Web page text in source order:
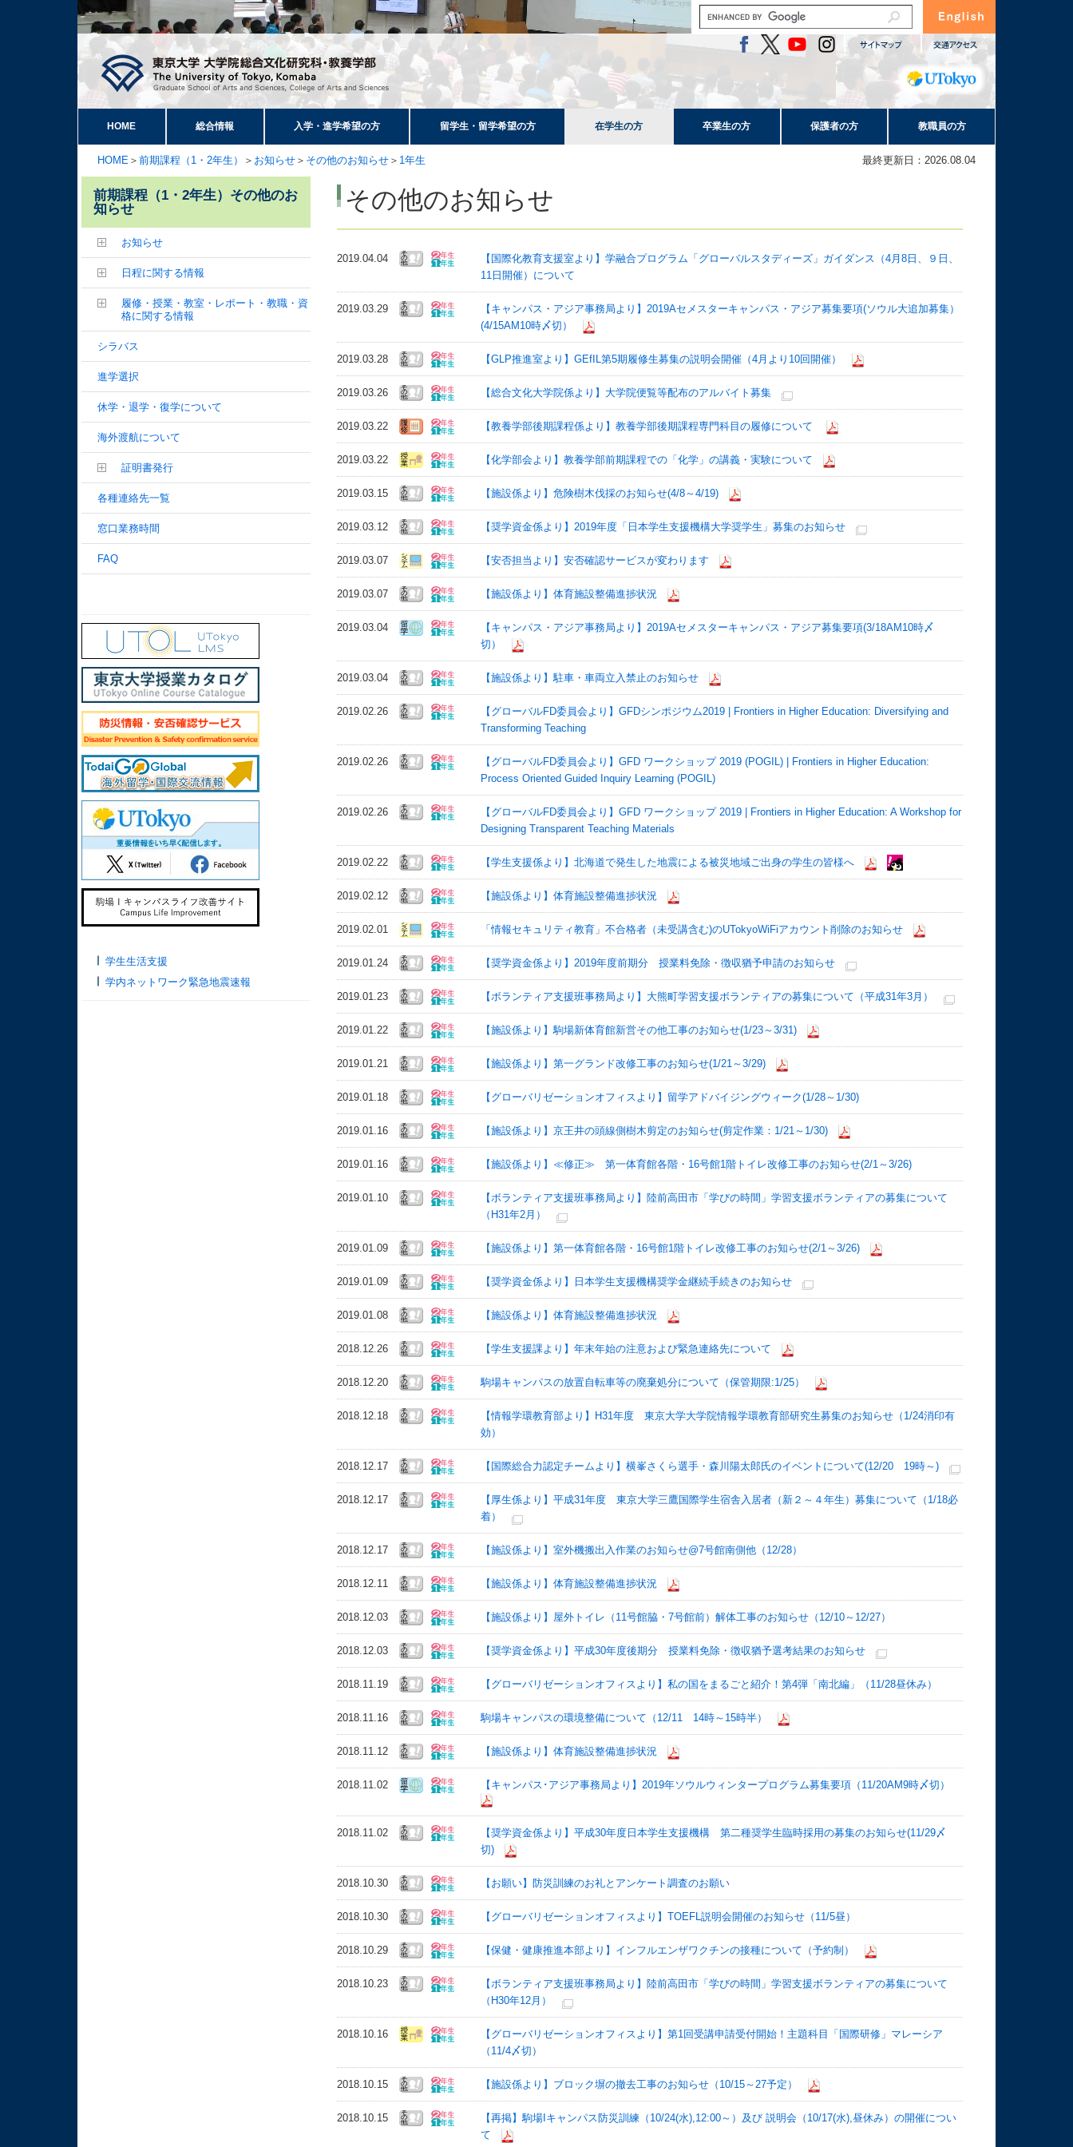
HOME 総合情報 入学・進学希望の方 留学生・留学希望の方 在学生の方 卒業生の方 保護者の方 教職員の方
HOME ＞ 前期課程（1・2年生） ＞ お知らせ ＞ その他のお知らせ ＞ 1年生 最終更新日：2026.08.04
その他のお知らせ
2019.04.04
【国際化教育支援室より】学融合プログラム「グローバルスタディーズ」ガイダンス（4月8日、９日、
11日開催）について
2019.03.29
【キャンパス・アジア事務局より】2019Aセメスターキャンパス・アジア募集要項(ソウル大追加募集）
(4/15AM10時〆切）
2019.03.28 【GLP推進室より】GEfIL第5期履修生募集の説明会開催（4月より10回開催）
2019.03.26 【総合文化大学院係より】大学院便覧等配布のアルバイト募集
2019.03.22 【教養学部後期課程係より】教養学部後期課程専門科目の履修について
2019.03.22 【化学部会より】教養学部前期課程での「化学」の講義・実験について
2019.03.15 【施設係より】危険樹木伐採のお知らせ(4/8～4/19)
2019.03.12 【奨学資金係より】2019年度「日本学生支援機構大学奨学生」募集のお知らせ
2019.03.07 【安否担当より】安否確認サービスが変わります
2019.03.07 【施設係より】体育施設整備進捗状況
2019.03.04
【キャンパス・アジア事務局より】2019Aセメスターキャンパス・アジア募集要項(3/18AM10時〆
切）
2019.03.04 【施設係より】駐車・車両立入禁止のお知らせ
2019.02.26
【グローバルFD委員会より】GFDシンポジウム2019 | Frontiers in Higher Education: Diversifying and
Transforming Teaching
2019.02.26
【グローバルFD委員会より】GFD ワークショップ 2019 (POGIL) | Frontiers in Higher Education:
Process Oriented Guided Inquiry Learning (POGIL)
2019.02.26
【グローバルFD委員会より】GFD ワークショップ 2019 | Frontiers in Higher Education: A Workshop for
Designing Transparent Teaching Materials
2019.02.22 【学生支援係より】北海道で発生した地震による被災地域ご出身の学生の皆様へ
2019.02.12 【施設係より】体育施設整備進捗状況
2019.02.01 「情報セキュリティ教育」不合格者（未受講含む)のUTokyoWiFiアカウント削除のお知らせ
2019.01.24 【奨学資金係より】2019年度前期分 授業料免除・徴収猶予申請のお知らせ
2019.01.23 【ボランティア支援班事務局より】大熊町学習支援ボランティアの募集について（平成31年3月）
2019.01.22 【施設係より】駒場新体育館新営その他工事のお知らせ(1/23～3/31)
2019.01.21 【施設係より】第一グランド改修工事のお知らせ(1/21～3/29)
2019.01.18 【グローバリゼーションオフィスより】留学アドバイジングウィーク(1/28～1/30)
2019.01.16 【施設係より】京王井の頭線側樹木剪定のお知らせ(剪定作業：1/21～1/30)
2019.01.16 【施設係より】≪修正≫ 第一体育館各階・16号館1階トイレ改修工事のお知らせ(2/1～3/26)
2019.01.10
【ボランティア支援班事務局より】陸前高田市「学びの時間」学習支援ボランティアの募集について
（H31年2月）
2019.01.09 【施設係より】第一体育館各階・16号館1階トイレ改修工事のお知らせ(2/1～3/26)
2019.01.09 【奨学資金係より】日本学生支援機構奨学金継続手続きのお知らせ
2019.01.08 【施設係より】体育施設整備進捗状況
2018.12.26 【学生支援課より】年末年始の注意および緊急連絡先について
2018.12.20 駒場キャンパスの放置自転車等の廃棄処分について（保管期限:1/25）
2018.12.18
【情報学環教育部より】H31年度 東京大学大学院情報学環教育部研究生募集のお知らせ（1/24消印有
効）
2018.12.17 【国際総合力認定チームより】横峯さくら選手・森川陽太郎氏のイベントについて(12/20 19時～)
2018.12.17
【厚生係より】平成31年度 東京大学三鷹国際学生宿舎入居者（新２～４年生）募集について（1/18必
着）
2018.12.17 【施設係より】室外機搬出入作業のお知らせ@7号館南側他（12/28）
2018.12.11 【施設係より】体育施設整備進捗状況
2018.12.03 【施設係より】屋外トイレ（11号館脇・7号館前）解体工事のお知らせ（12/10～12/27）
2018.12.03 【奨学資金係より】平成30年度後期分 授業料免除・徴収猶予選考結果のお知らせ
2018.11.19 【グローバリゼーションオフィスより】私の国をまるごと紹介！第4弾「南北編」（11/28昼休み）
2018.11.16 駒場キャンパスの環境整備について（12/11 14時～15時半）
2018.11.12 【施設係より】体育施設整備進捗状況
2018.11.02 【キャンパス･アジア事務局より】2019年ソウルウィンタープログラム募集要項（11/20AM9時〆切）
2018.11.02
【奨学資金係より】平成30年度日本学生支援機構 第二種奨学生臨時採用の募集のお知らせ(11/29〆
切)
2018.10.30 【お願い】防災訓練のお礼とアンケート調査のお願い
2018.10.30 【グローバリゼーションオフィスより】TOEFL説明会開催のお知らせ（11/5昼）
2018.10.29 【保健・健康推進本部より】インフルエンザワクチンの接種について（予約制）
2018.10.23
【ボランティア支援班事務局より】陸前高田市「学びの時間」学習支援ボランティアの募集について
（H30年12月）
2018.10.16
【グローバリゼーションオフィスより】第1回受講申請受付開始！主題科目「国際研修」マレーシア
（11/4〆切）
2018.10.15 【施設係より】ブロック塀の撤去工事のお知らせ（10/15～27予定）
2018.10.15
【再掲】駒場Iキャンパス防災訓練（10/24(水),12:00～）及び 説明会（10/17(水),昼休み）の開催につい
て
前期課程（1・2年生）その他のお
知らせ
お知らせ
日程に関する情報
履修・授業・教室・レポート・教職・資
格に関する情報
シラバス
進学選択
休学・退学・復学について
海外渡航について
証明書発行
各種連絡先一覧
窓口業務時間
FAQ
学生生活支援
学内ネットワーク緊急地震速報